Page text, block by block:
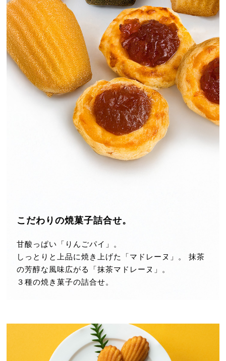
こだわりの焼菓子詰合せ。
甘酸っぱい「りんごパイ」。
しっとりと上品に焼き上げた「マドレーヌ」。
抹茶
の芳醇な風味広がる
「抹茶マドレーヌ」。
３種の焼き菓子の詰合せ。